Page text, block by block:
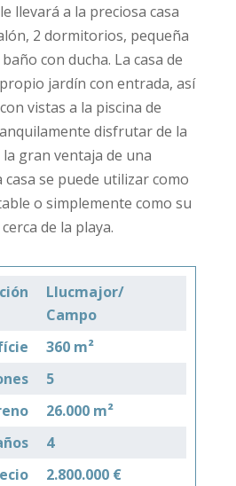
llevará a la preciosa casa
2 dormitorios, pequeña
con ducha. La casa de
jardín con entrada, así
vistas a la piscina de
disfrutar de la
gran ventaja de una
casa se puede utilizar como
o simplemente como su
de la playa.
Llucmajor/
Campo
360 m²
5
26.000 m²
4
2.800.000 €